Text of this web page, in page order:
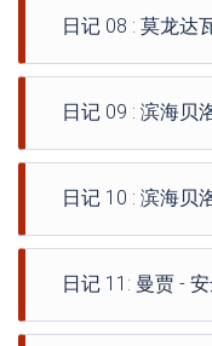
出发前往安齐拉贝
安齐拉贝也被称为“
在路上, 我们将参
这是一个被神话中
的踪迹).
清晨, 早餐后,
龙达瓦.
免费午餐.
参观贝塔尼亚村,
酒店安装和可选晚餐.
双床间住宿（含早
下午继续.
渡轮穿越马南布洛河.
下午早些时候抵达
酒店安装及免费晚
Tsingy“世界上最大
计划野餐午餐.
这个下午,
马南布洛河峡谷的
50 在 80 米高, 瓦
下午快结束时返回
Ankoay Twin
我们再次沿着小路
免费午餐.
在一条宽阔的大道
日落时拍出非常漂
安装及酒店免费晚
双床间住宿（含早餐
日记 08 : 莫龙达
出发前往滨海贝洛,
以南轨道公里数.
的大盐田.
中午左右抵达,
午餐和下午自由活
酒店安装和可选晚餐.
双床平房住宿含早
日记 09 : 滨海贝
我们要去划独木舟旅
包含野餐午餐.
入住酒店并享用免
双床平房住宿含早
日记 10 : 滨海贝
我们沿着内陆小道
梅纳贝的萨卡拉瓦
日记 11: 曼贾 -